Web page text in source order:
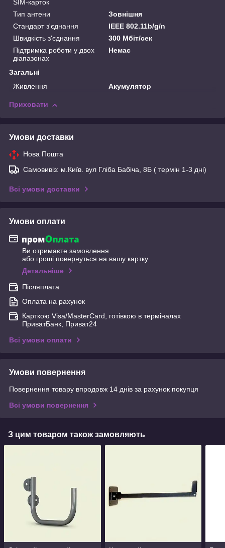
SIM-карток
Тип антени
Зовнішня
Стандарт з'єднання
IEEE 802.11b/g/n
Швидкість з'єднання
300 Мбіт/сек
Підтримка роботи у двох
діапазонах
Немає
Загальні
Живлення
Акумулятор
Приховати
Умови доставки
Нова Пошта
Самовивіз: м.Київ. вул Гліба Бабіча, 8Б ( термін 1-3 дні)
Всі умови доставки
Умови оплати
Ви отримаєте замовлення
або гроші повернуться на вашу картку
Детальніше
Післяплата
Оплата на рахунок
Карткою Visa/MasterCard, готівкою в терміналах
ПриватБанк, Приват24
Всі умови оплати
Умови повернення
Повернення товару впродовж 14 днів за рахунок покупця
Всі умови повернення
З цим товаром також замовляють